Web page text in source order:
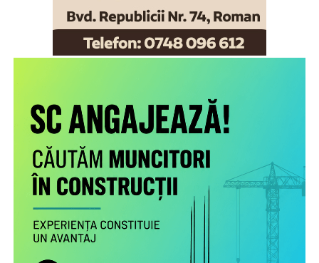
Scopul proiectului este creşterea gradului de
conştientizare a părinţilor români care muncesc în alte
state cu privire la nevoile copiilor rămaşi acasă,
necesitatea menţinerii comunicării cu aceştia şi cu
persoanele în grija cărora au rămas şi a legăturii cu
comunitatea de proveniență.